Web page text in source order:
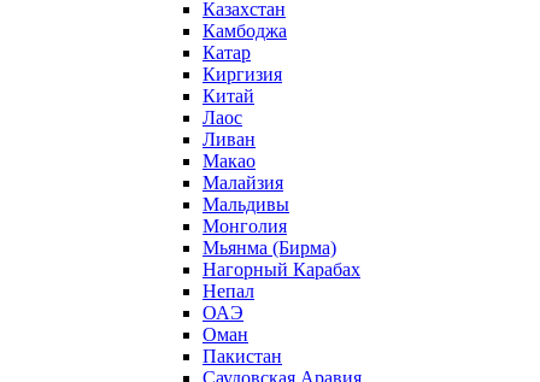
Казахстан
Камбоджа
Катар
Киргизия
Китай
Лаос
Ливан
Макао
Малайзия
Мальдивы
Монголия
Мьянма (Бирма)
Нагорный Карабах
Непал
ОАЭ
Оман
Пакистан
Саудовская Аравия